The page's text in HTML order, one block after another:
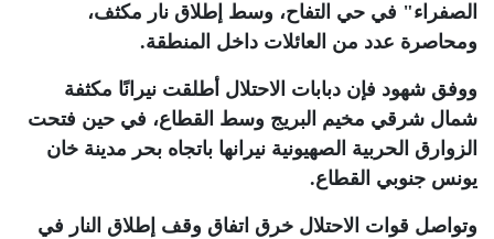
الصفراء" في حي التفاح، وسط إطلاق نار مكثف،
ومحاصرة عدد من العائلات داخل المنطقة.
ووفق شهود فإن دبابات الاحتلال أطلقت نيرانًا مكثفة
شمال شرقي مخيم البريج وسط القطاع، في حين فتحت
الزوارق الحربية الصهيونية نيرانها باتجاه بحر مدينة خان
يونس جنوبي القطاع.
وتواصل قوات الاحتلال خرق اتفاق وقف إطلاق النار في